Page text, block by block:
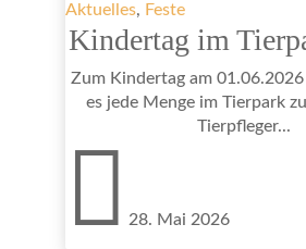
Aktuelles, Feste
Kindertag im
Zum Kindertag am
es jede Menge im Tierpark
Tierpfleger...
 28. Mai 2026